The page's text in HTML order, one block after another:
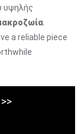
υψηλής
a reliable piece